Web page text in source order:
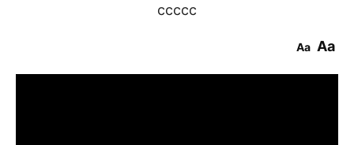
ccccc
Aa Aa